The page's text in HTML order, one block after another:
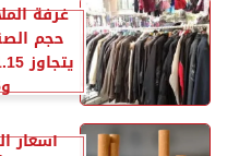
غرفة
حجم
و85%...
أسعار